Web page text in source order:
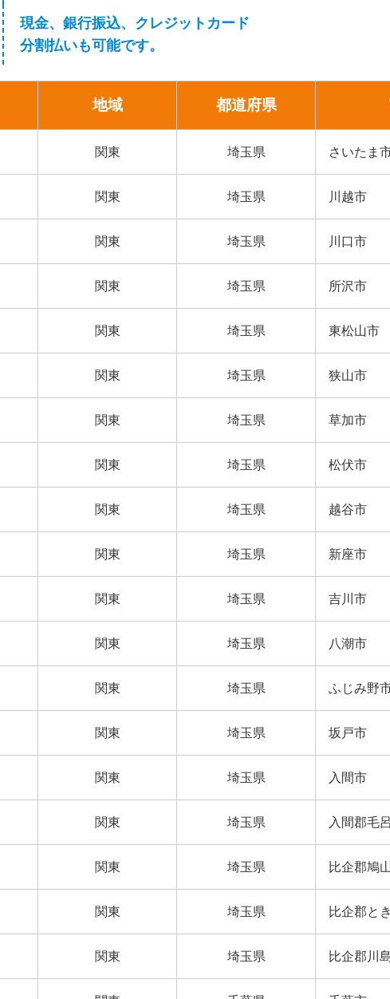
現金、銀行振込、クレジットカード
分割払いも可能です。
地域 都道府県
関東 埼玉県 さいたま
関東 埼玉県 川越市
関東 埼玉県 川口市
関東 埼玉県 所沢市
関東 埼玉県 東松山市
関東 埼玉県 狭山市
関東 埼玉県 草加市
関東 埼玉県 松伏市
関東 埼玉県 越谷市
関東 埼玉県 新座市
関東 埼玉県 吉川市
関東 埼玉県 八潮市
関東 埼玉県 ふじみ野
関東 埼玉県 坂戸市
関東 埼玉県 入間市
関東 埼玉県 入間郡毛
関東 埼玉県 比企郡鳩
関東 埼玉県 比企郡と
関東 埼玉県 比企郡川